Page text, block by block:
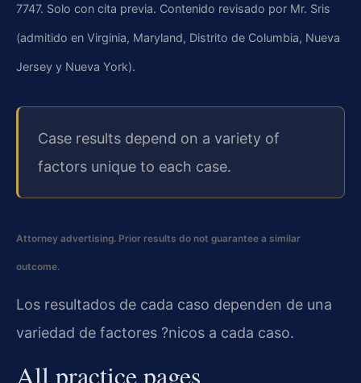
7747. Solo con cita previa. Contenido revisado por Mr. Sris
(admitido en Virginia, Maryland, Distrito de Columbia, Nueva
Jersey y Nueva York).
Case results depend on a variety of
factors unique to each case.
Attorney advertising. Prior results do not guarantee a similar
outcome.
Los resultados de cada caso dependen de una
variedad de factores ?nicos a cada caso.
All practice pages